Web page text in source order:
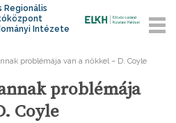
Regionális
Intézete
problémája van a nőkkel – D. Coyle
problémája
Coyle